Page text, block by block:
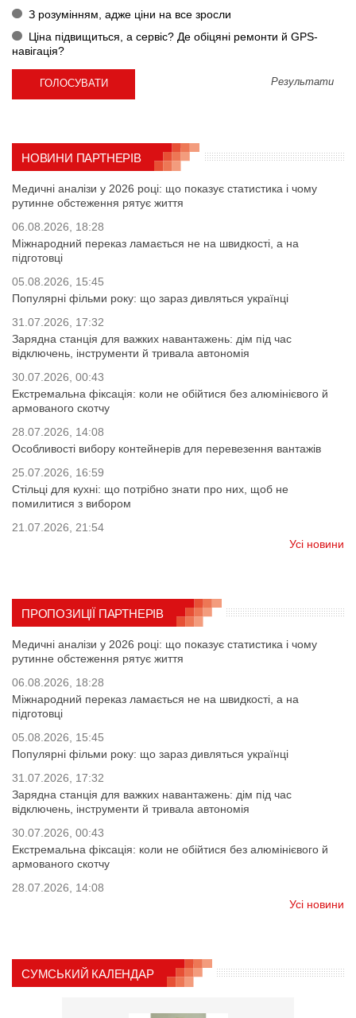
З розумінням, адже ціни на все зросли
Ціна підвищиться, а сервіс? Де обіцяні ремонти й GPS-
навігація?
Результати
НОВИНИ ПАРТНЕРІВ
Медичні аналізи у 2026 році: що показує статистика і чому
рутинне обстеження рятує життя
06.08.2026, 18:28
Міжнародний переказ ламається не на швидкості, а на
підготовці
05.08.2026, 15:45
Популярні фільми року: що зараз дивляться українці
31.07.2026, 17:32
Зарядна станція для важких навантажень: дім під час
відключень, інструменти й тривала автономія
30.07.2026, 00:43
Екстремальна фіксація: коли не обійтися без алюмінієвого й
армованого скотчу
28.07.2026, 14:08
Особливості вибору контейнерів для перевезення вантажів
25.07.2026, 16:59
Стільці для кухні: що потрібно знати про них, щоб не
помилитися з вибором
21.07.2026, 21:54
Усі новини
ПРОПОЗИЦІЇ ПАРТНЕРІВ
Медичні аналізи у 2026 році: що показує статистика і чому
рутинне обстеження рятує життя
06.08.2026, 18:28
Міжнародний переказ ламається не на швидкості, а на
підготовці
05.08.2026, 15:45
Популярні фільми року: що зараз дивляться українці
31.07.2026, 17:32
Зарядна станція для важких навантажень: дім під час
відключень, інструменти й тривала автономія
30.07.2026, 00:43
Екстремальна фіксація: коли не обійтися без алюмінієвого й
армованого скотчу
28.07.2026, 14:08
Усі новини
СУМСЬКИЙ КАЛЕНДАР